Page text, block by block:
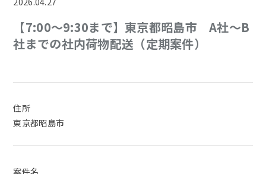
【7:00～9:30まで】東京都昭島市 A社〜B
社までの社内荷物配送（定期案件）
住所
東京都昭島市
案件名